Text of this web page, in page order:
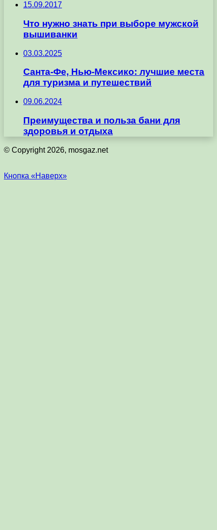
15.09.2017
Что нужно знать при выборе мужской
вышиванки
03.03.2025
Санта-Фе, Нью-Мексико: лучшие места
для туризма и путешествий
09.06.2024
Преимущества и польза бани для
здоровья и отдыха
© Copyright 2026, mosgaz.net
Кнопка «Наверх»